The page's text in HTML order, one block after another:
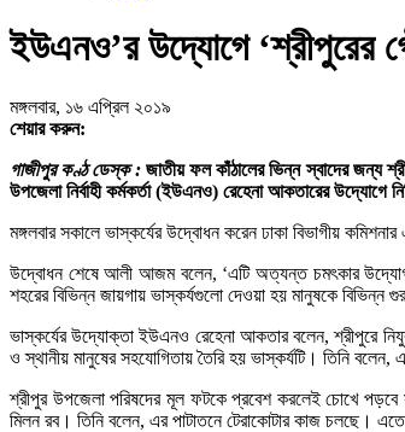
ইউএনও’র উদ্যোগে ‘শ্রীপুরের
মঙ্গলবার, ১৬ এপ্রিল ২০১৯
শেয়ার করুন:
গাজীপুর কণ্ঠ ডেস্ক :জাতীয় ফল কাঁঠালের ভিন্ন স্বাদের জন্য
উপজেলা নির্বাহী কর্মকর্তা (ইউএনও) রেহেনা আকতারের উদ্যোগে
মঙ্গলবার সকালে ভাস্কর্যের উদ্বোধন করেন ঢাকা বিভাগীয়
উদ্বোধন শেষে আলী আজম বলেন, ‘এটি অত্যন্ত চমৎকার
শহরের বিভিন্ন জায়গায় ভাস্কর্যগুলো দেওয়া হয় মানুষকে
ভাস্কর্যের উদ্যোক্তা ইউএনও রেহেনা আকতার বলেন, শ্রীপুরে
ও স্থানীয় মানুষের সহযোগিতায় তৈরি হয় ভাস্কর্যটি। তিনি
শ্রীপুর উপজেলা পরিষদের মূল ফটকে প্রবেশ করলেই চোখে পড়বে
মিলন রব। তিনি বলেন, এর পাটাতনে টেরাকোটার কাজ চলছে।